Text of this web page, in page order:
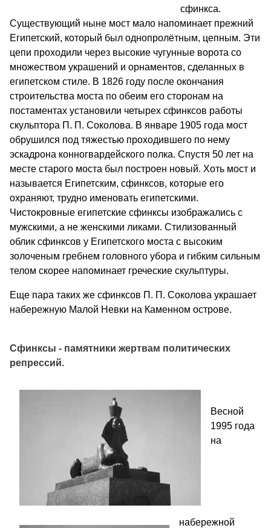
сфинкса.
Существующий ныне мост мало напоминает прежний
Египетский, который был однопролётным, цепным. Эти
цепи проходили через высокие чугунные ворота со
множеством украшений и орнаментов, сделанных в
египетском стиле. В 1826 году после окончания
строительства моста по обеим его сторонам на
постаментах установили четырех сфинксов работы
скульптора П. П. Соколова. В январе 1905 года мост
обрушился под тяжестью проходившего по нему
эскадрона конногвардейского полка. Спустя 50 лет на
месте старого моста был построен новый. Хоть мост и
называется Египетским, сфинксов, которые его
охраняют, трудно именовать египетскими.
Чистокровные египетские сфинксы изображались с
мужскими, а не женскими ликами. Стилизованный
облик сфинксов у Египетского моста с высоким
золоченым гребнем головного убора и гибким сильным
телом скорее напоминает греческие скульптуры.
Еще пара таких же сфинксов П. П. Соколова украшает
набережную Малой Невки на Каменном острове.
Сфинксы - памятники жертвам политических
репрессий.
Весной
1995 года
на
набережной